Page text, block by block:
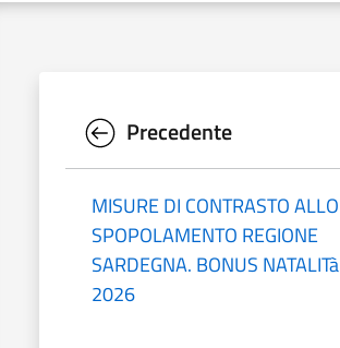
Precedente
MISURE DI CONTRASTO ALLO
SPOPOLAMENTO REGIONE
SARDEGNA. BONUS NATALITà
2026